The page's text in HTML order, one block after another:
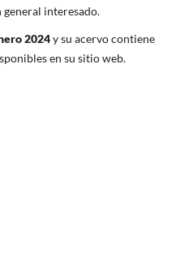
general interesado.
2024y su acervo contiene
en su sitio web.